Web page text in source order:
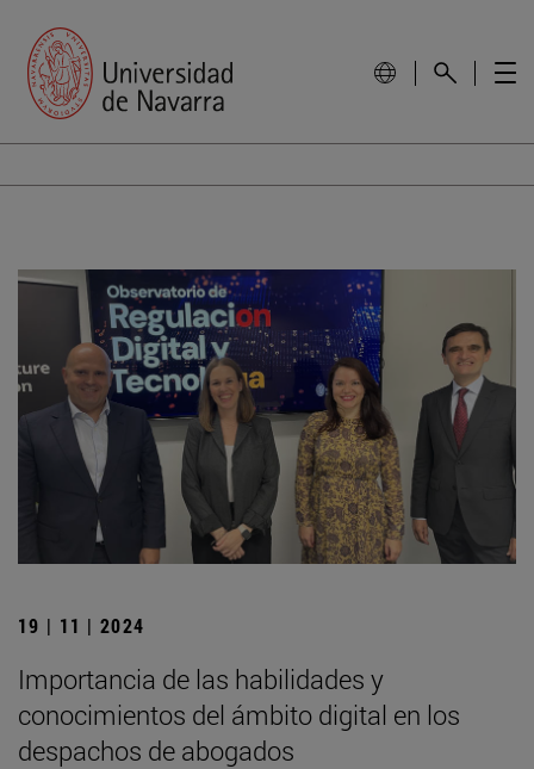
19 | 11 | 2024
Importancia de las habilidades y
conocimientos del ámbito digital en los
despachos de abogados